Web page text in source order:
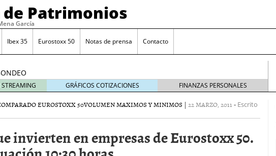
Patrimonios
García
Ibex 35 Eurostoxx 50 Notas de prensa Contacto
LA
GRÁFICOS COTIZACIONES FINANZAS PERSONALES
EUROSTOXX 50VOLUMEN MAXIMOS Y MINIMOS | 22 MARZO, 2011 - Escrito
invierten en empresas de Eurostoxx 50.